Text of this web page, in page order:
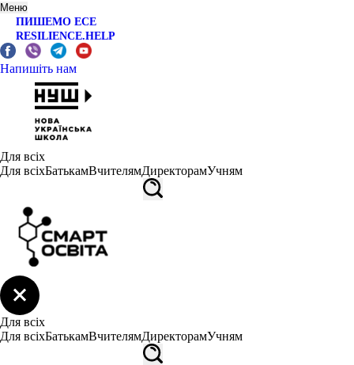
Меню
ПИШЕМО ЕСЕ
RESILIENCE.HELP
Напишіть нам
Для всіх
Для всіхБатькамВчителямДиректорамУчням
Для всіх
Для всіхБатькамВчителямДиректорамУчням